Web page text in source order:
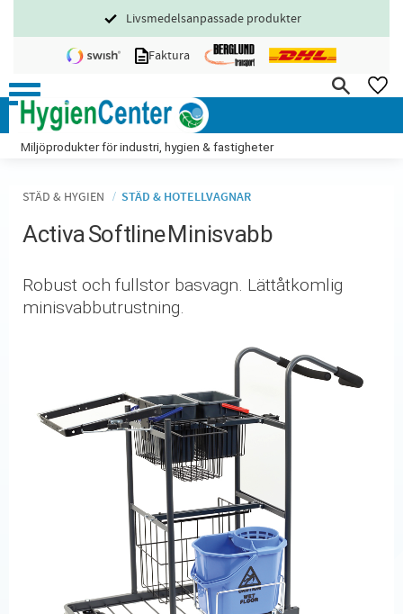
Meny
Livsmedelsanpassade produkter
Faktura
Miljöprodukter för industri, hygien & fastigheter
STÄD & HYGIEN STÄD & HOTELLVAGNAR
Activa Softline Minisvabb
​Robust och fullstor basvagn. Lättåtkomlig
minisvabbutrustning.